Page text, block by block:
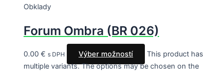
Obklady
Forum Ombra (BR 026)
0.00 € s DPH Výber možností
This product has
multiple variants. The options may be chosen on the